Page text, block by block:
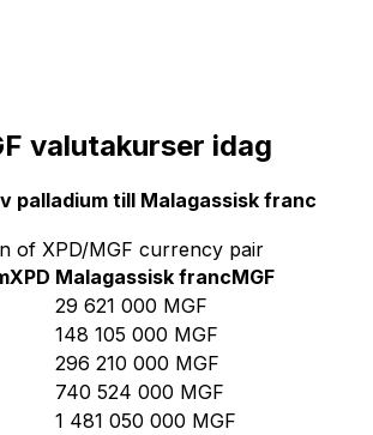
valutakurser idag
palladium till Malagassisk franc
of XPD/MGF currency pair
XPD Malagassisk francMGF
29 621 000 MGF
148 105 000 MGF
296 210 000 MGF
740 524 000 MGF
1 481 050 000 MGF